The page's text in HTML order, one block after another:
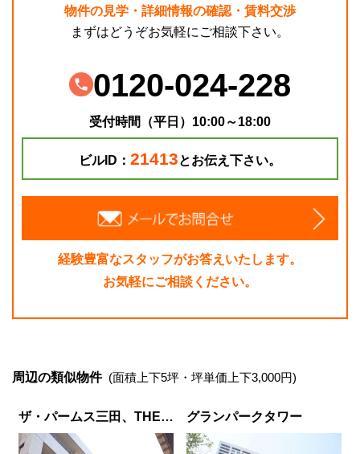
物件の見学・詳細情報の確認・賃料交渉
まずはどうぞお気軽にご相談下さい。
0120-024-228
受付時間（平日）10:00～18:00
ビルID： 21413とお伝え下さい。
経験豊富なスタッフがお答えいたします。
お気軽にご相談ください。
周辺の類似物件 (面積上下5坪・坪単価上下3,000円)